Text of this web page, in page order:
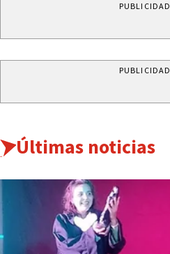
PUBLICIDAD
PUBLICIDAD
Últimas noticias